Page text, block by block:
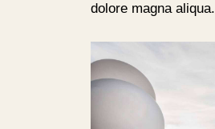
dolore magna aliqua.